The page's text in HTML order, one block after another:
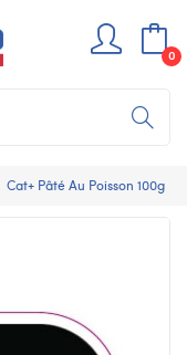
0
Cat+ Pâté Au Poisson 100g